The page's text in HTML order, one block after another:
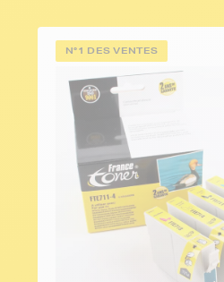
N°1 DES VENTES